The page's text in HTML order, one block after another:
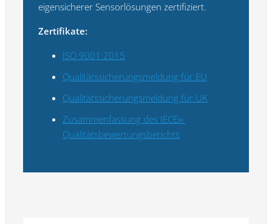
eigensicherer Sensorlösungen zertifiziert.
Zertifikate:
ISO 9001:2015
Qualitätssicherungsmeldung für EU
Qualitätssicherungsmeldung für UK
Zusammenfassung des IECEx-
Qualitätsbewertungsberichts